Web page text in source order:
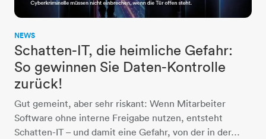
NEWS
Schatten-IT, die heimliche Gefahr:
So gewinnen Sie Daten-Kontrolle
zurück!
Gut gemeint, aber sehr riskant: Wenn Mitarbeiter
Software ohne interne Freigabe nutzen, entsteht
Schatten-IT – und damit eine Gefahr, von der in der…